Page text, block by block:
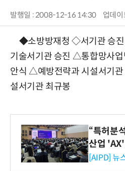
발행일 : 2008-12-16 14:30 업데
◆소방방재청 ◇서기관 승
기술서기관 승진 △통합망사
안식 △예방전략과 시설서기
설서기관 최규봉
“특허분
산업 'AX'
재산처 1
[AIPD] 뉴